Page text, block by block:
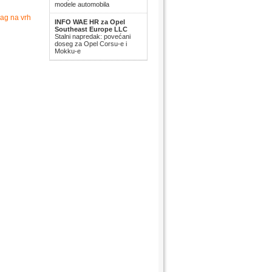
na vrh
modele automobila
INFO WAE HR za Opel
Southeast Europe LLC
Stalni napredak: povećani
doseg za Opel Corsu-e i
Mokku-e